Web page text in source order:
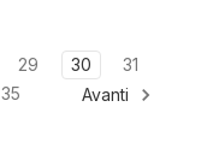
29 30
31
35 Avanti